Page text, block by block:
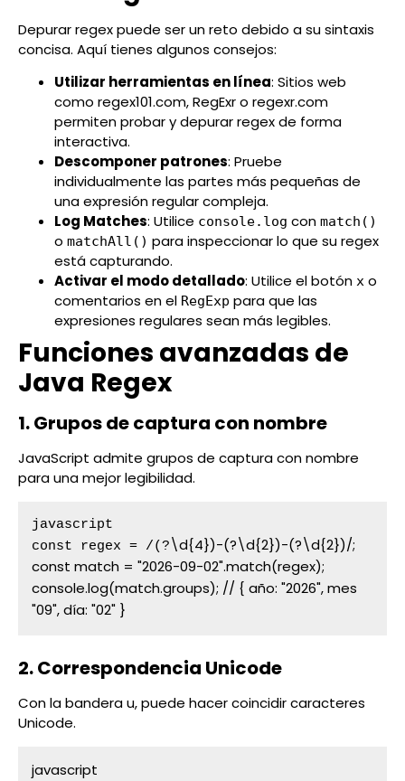
Depurar regex puede ser un reto debido a su sintaxis
concisa. Aquí tienes algunos consejos:
Utilizar herramientas en línea: Sitios web
como regex101.com, RegExr o regexr.com
permiten probar y depurar regex de forma
interactiva.
Descomponer patrones: Pruebe
individualmente las partes más pequeñas de
una expresión regular compleja.
Log Matches: Utilice console.log con match()
o matchAll() para inspeccionar lo que su regex
está capturando.
Activar el modo detallado: Utilice el botón x o
comentarios en el RegExp para que las
expresiones regulares sean más legibles.
Funciones avanzadas de
Java Regex
1. Grupos de captura con nombre
JavaScript admite grupos de captura con nombre
para una mejor legibilidad.
javascript
const regex = /(?\d{4})-(?\d{2})-(?\d{2})/;
const match = "2026-09-02".match(regex);
console.log(match.groups); // { año: "2026", mes
"09", día: "02" }
2. Correspondencia Unicode
Con la bandera u, puede hacer coincidir caracteres
Unicode.
javascript